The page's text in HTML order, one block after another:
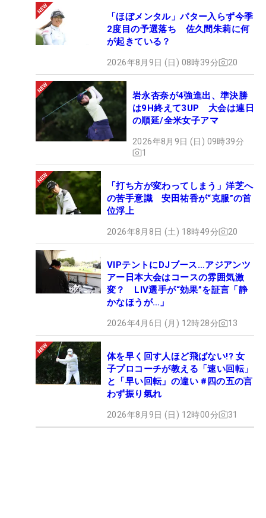
「ほぼメンタル」パター入らず今季
2度目の予選落ち 佐久間朱莉に何
が起きている？
2026年8月9日 (日) 08時39分 20
岩永杏奈が4強進出、準決勝
は9H終えて3UP 大会は連日
の順延/全米女子アマ
2026年8月9日 (日) 09時39分
1
「打ち方が変わってしまう」洋芝へ
の苦手意識 安田祐香が“克服”の首
位浮上
2026年8月8日 (土) 18時49分 20
VIPテントにDJブース…アジアンツ
アー日本大会はコースの雰囲気激
変？ LIV選手が“効果”を証言「静
かなほうが…」
2026年4月6日 (月) 12時28分 13
体を早く回す人ほど飛ばない!? 女
子プロコーチが教える「速い回転」
と「早い回転」の違い #四の五の言
わず振り氣れ
2026年8月9日 (日) 12時00分 31